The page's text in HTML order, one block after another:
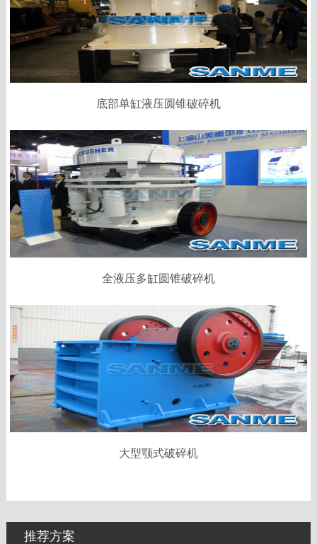
底部单缸液压圆锥破碎机
全液压多缸圆锥破碎机
大型颚式破碎机
推荐方案